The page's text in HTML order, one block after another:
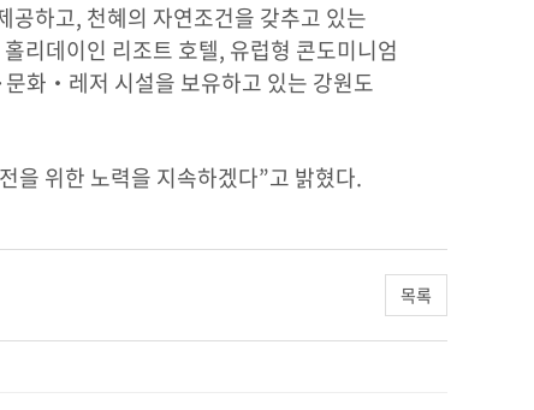
하고, 천혜의 자연조건을 갖추고 있는
리데이인 리조트 호텔, 유럽형 콘도미니엄
화‧레저 시설을 보유하고 있는 강원도
을 위한 노력을 지속하겠다”고 밝혔다.
목록